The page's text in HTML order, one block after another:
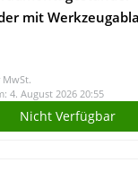
mit
– schwarzer
mit festem Stand –
10017183,
MwSt.
4. August 2026 20:55
Nicht Verfügbar